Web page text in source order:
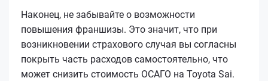
Наконец, не забывайте о возможности
повышения франшизы. Это значит, что при
возникновении страхового случая вы согласны
покрыть часть расходов самостоятельно, что
может снизить стоимость ОСАГО на Toyota Sai.